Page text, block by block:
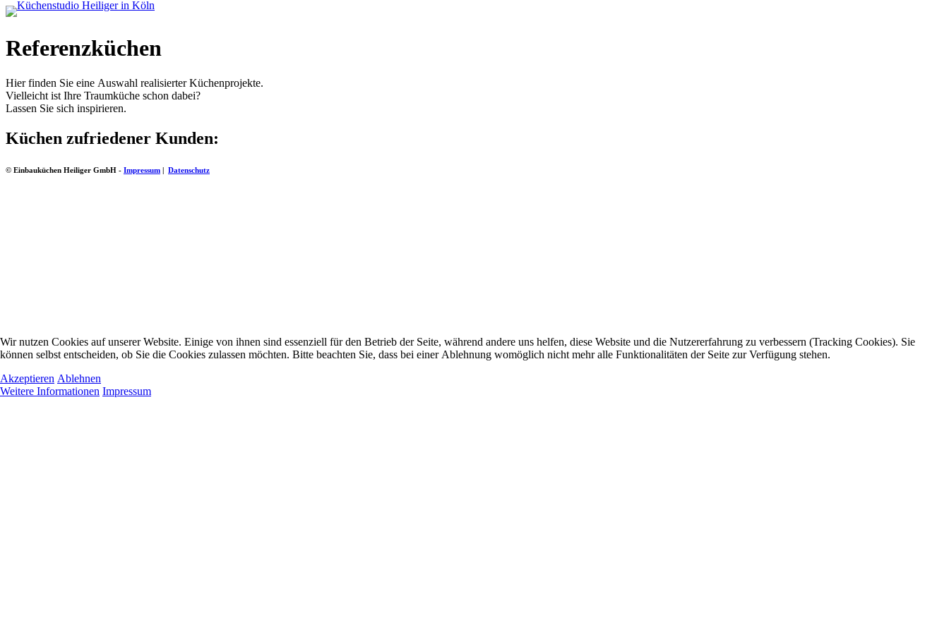
Referenzküchen
Hier finden Sie eine Auswahl realisierter Küchenprojekte.
Vielleicht ist Ihre Traumküche schon dabei?
Lassen Sie sich inspirieren.
Küchen zufriedener Kunden:
© Einbauküchen Heiliger GmbH - Impressum | Datenschutz
Wir nutzen Cookies auf unserer Website. Einige von ihnen sind essenziell für den Betrieb der Seite, während andere uns helfen, diese Website und die Nutzererfahrung zu verbessern (Tracking Cookies). Sie
können selbst entscheiden, ob Sie die Cookies zulassen möchten. Bitte beachten Sie, dass bei einer Ablehnung womöglich nicht mehr alle Funktionalitäten der Seite zur Verfügung stehen.
Akzeptieren Ablehnen
Weitere Informationen Impressum